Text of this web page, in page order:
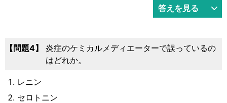
答えを見る
問題4
炎症のケミカルメディエーターで誤っているの
はどれか。
レニン
セロトニン